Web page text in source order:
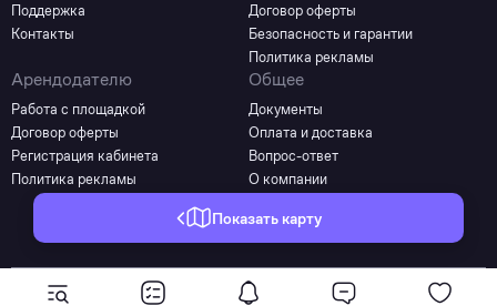
Показать карту
Поддержка
Контакты
Договор оферты
Безопасность и гарантии
Политика рекламы
Арендодателю
Работа с площадкой
Договор оферты
Регистрация кабинета
Политика рекламы
Общее
Документы
Оплата и доставка
Вопрос-ответ
О компании